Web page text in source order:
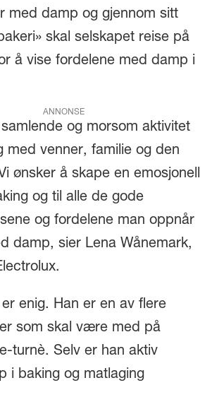
med damp og gjennom sitt
skal selskapet reise på
å vise fordelene med damp i
ANNONSE
og morsom aktivitet
med venner, familie og den
ønsker å skape en emosjonell
og til alle de gode
og fordelene man oppnår
damp, sier Lena Wånemark,
enig. Han er en av flere
som skal være med på
turnè. Selv er han aktiv
i baking og matlaging